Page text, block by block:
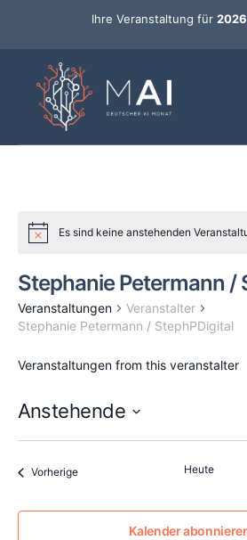
Ihre Veranstaltung für 2026
Es sind keine anstehenden
Stephanie Petermann /
Veranstaltungen
Veranstalter
Stephanie Petermann / StephPDigital
Veranstaltungen from this veranstalter
Anstehende
VorherigeVeranstaltungen Heute
Kalender